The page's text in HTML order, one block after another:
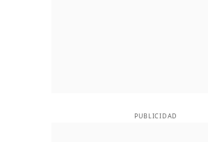
PUBLICIDAD